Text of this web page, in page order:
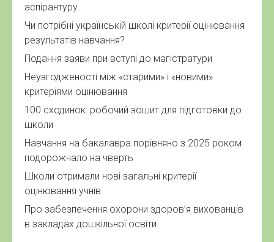
аспірантуру
Чи потрібні українській школі критерії оцінювання
результатів навчання?
Подання заяви при вступі до магістратури
Неузгодженості між «старими» і «новими»
критеріями оцінювання
100 сходинок: робочий зошит для підготовки до
школи
Навчання на бакалавра порівняно з 2025 роком
подорожчало на чверть
Школи отримали нові загальні критерії
оцінювання учнів
Про забезпечення охорони здоров’я вихованців
в закладах дошкільної освіти